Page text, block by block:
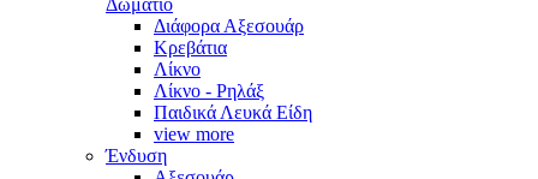
Δωμάτιο
Διάφορα Αξεσουάρ
Κρεβάτια
Λίκνο
Λίκνο - Ρηλάξ
Παιδικά Λευκά Είδη
view more
Ένδυση